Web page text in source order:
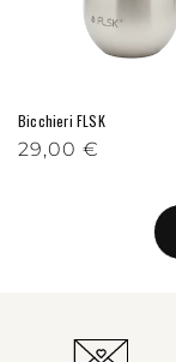
Bicchieri FLSK
Prezzo di listino
29,00 €